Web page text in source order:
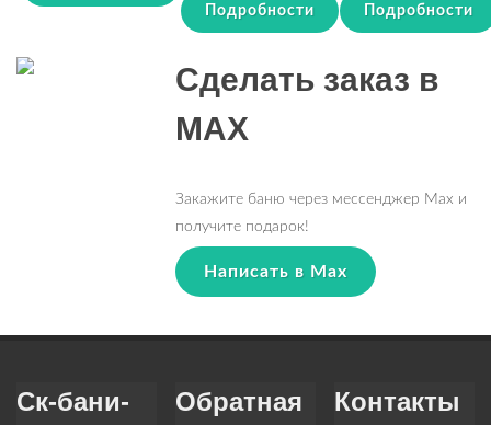
Подробности Подробности
Сделать заказ в
MAX
Закажите баню через мессенджер Max и
получите подарок!
Написать в Max
Ск-бани-
Обратная
Контакты